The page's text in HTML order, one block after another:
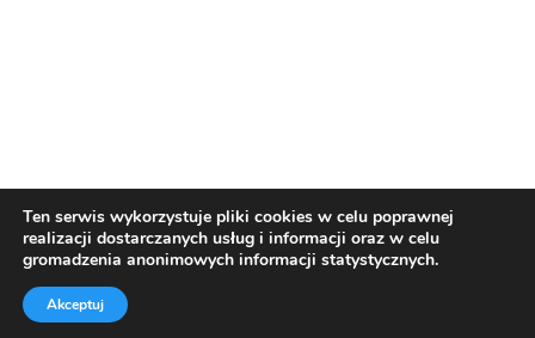
Ten serwis wykorzystuje pliki cookies w celu poprawnej
realizacji dostarczanych usług i informacji oraz w celu
gromadzenia anonimowych informacji statystycznych.
Akceptuj